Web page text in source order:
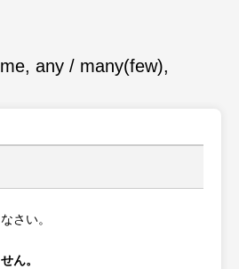
any / many(few),
さい。
ん。